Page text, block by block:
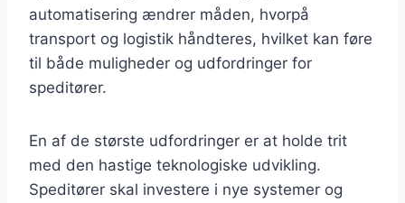
automatisering ændrer måden, hvorpå
transport og logistik håndteres, hvilket kan føre
til både muligheder og udfordringer for
speditører.
En af de største udfordringer er at holde trit
med den hastige teknologiske udvikling.
Speditører skal investere i nye systemer og